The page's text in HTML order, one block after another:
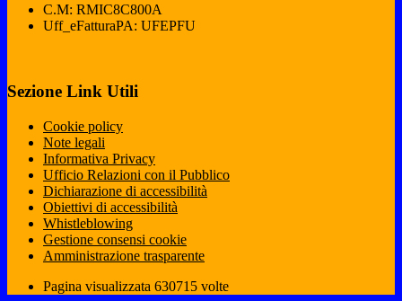
C.M: RMIC8C800A
Uff_eFatturaPA: UFEPFU
Sezione Link Utili
Cookie policy
Note legali
Informativa Privacy
Ufficio Relazioni con il Pubblico
Dichiarazione di accessibilità
Obiettivi di accessibilità
Whistleblowing
Gestione consensi cookie
Amministrazione trasparente
Pagina visualizzata 630715 volte